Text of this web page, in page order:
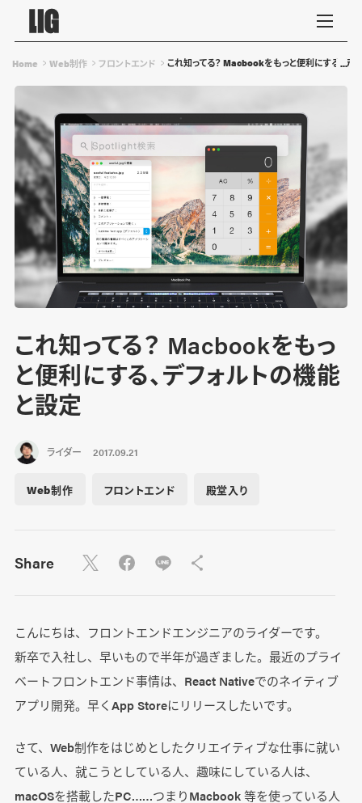
Home Web制作 フロントエンド これ知ってる？ Macbookをもっと便利にする、デ
これ知ってる？ Macbookをもっ
と便利にする、デフォルトの機能
と設定
ライダー 2017.09.21
Web制作 フロントエンド 殿堂入り
Share
こんにちは、フロントエンドエンジニアのライダーです。
新卒で入社し、早いもので半年が過ぎました。最近のプライ
ベートフロントエンド事情は、React Nativeでのネイティブ
アプリ開発。早くApp Storeにリリースしたいです。
さて、Web制作をはじめとしたクリエイティブな仕事に就い
ている人、就こうとしている人、趣味にしている人は、
macOSを搭載したPC……つまりMacbook 等を使っている人